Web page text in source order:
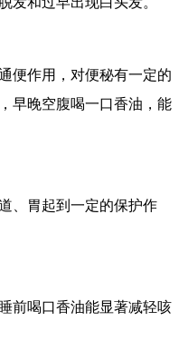
便作用，对便秘有一定的
早晚空腹喝一口香油，能
、胃起到一定的保护作
前喝口香油能显著减轻咳